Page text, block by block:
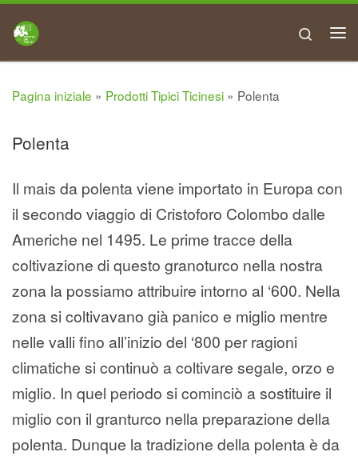
Search
Pagina iniziale » Prodotti Tipici Ticinesi » Polenta
Polenta
Il mais da polenta viene importato in Europa con
il secondo viaggio di Cristoforo Colombo dalle
Americhe nel 1495. Le prime tracce della
coltivazione di questo granoturco nella nostra
zona la possiamo attribuire intorno al ‘600. Nella
zona si coltivavano già panico e miglio mentre
nelle valli fino all’inizio del ‘800 per ragioni
climatiche si continuò a coltivare segale, orzo e
miglio. In quel periodo si cominciò a sostituire il
miglio con il granturco nella preparazione della
polenta. Dunque la tradizione della polenta è da